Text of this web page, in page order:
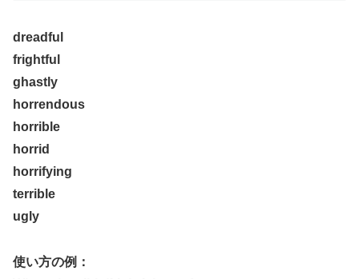
dreadful
frightful
ghastly
horrendous
horrible
horrid
horrifying
terrible
ugly
使い方の例：